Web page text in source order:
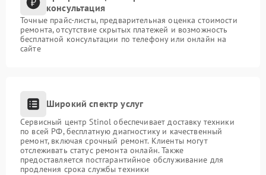
консультация
Точные прайс-листы, предварительная оценка стоимости
ремонта, отсутствие скрытых платежей и возможность
бесплатной консультации по телефону или онлайн на
сайте
Широкий спектр услуг
Сервисный центр Stinol обеспечивает доставку техники
по всей РФ, бесплатную диагностику и качественный
ремонт, включая срочный ремонт. Клиенты могут
отслеживать статус ремонта онлайн. Также
предоставляется постгарантийное обслуживание для
продления срока службы техники